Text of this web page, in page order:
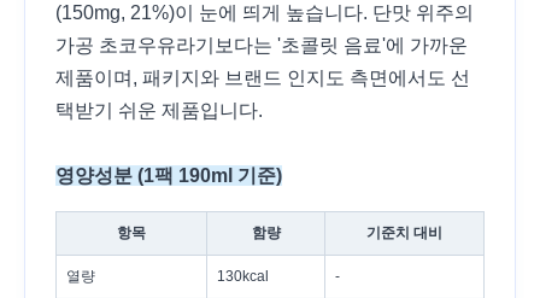
(150mg, 21%)이 눈에 띄게 높습니다. 단맛 위주의
가공 초코우유라기보다는 '초콜릿 음료'에 가까운
제품이며, 패키지와 브랜드 인지도 측면에서도 선
택받기 쉬운 제품입니다.
영양성분 (1팩 190ml 기준)
항목 함량 기준치 대비
열량 130kcal -